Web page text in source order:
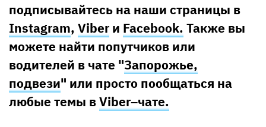
подписывайтесь на наши страницы в
Instagram, Viber и Facebook. Также вы
можете найти попутчиков или
водителей в чате "Запорожье,
подвези" или просто пообщаться на
любые темы вViber–чате.